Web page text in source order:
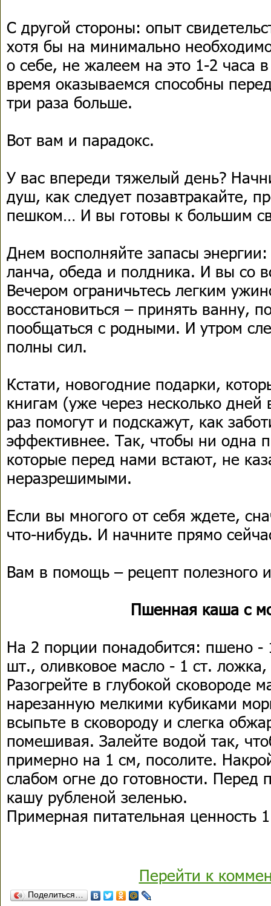
С другой стороны: опыт
хотя бы на минимально
о себе, не жалеем на это 1-2 часа
время оказываемся способны
три раза больше.
Вот вам и парадокс.
У вас впереди тяжелый день?
душ, как следует позавтракайте,
пешком… И вы готовы к большим
Днем восполняйте запасы
ланча, обеда и полдника. И вы со
Вечером ограничьтесь легким
восстановиться – принять ванну,
пообщаться с родными. И утром
полны сил.
Кстати, новогодние подарки,
книгам (уже через несколько дней
раз помогут и подскажут, как
эффективнее. Так, чтобы ни одна
которые перед нами встают, не
неразрешимыми.
Если вы многого от себя ждете,
что-нибудь. И начните прямо
Вам в помощь – рецепт полезного
Пшенная каша с
На 2 порции понадобится: пшено -
шт., оливковое масло - 1 ст. ложка,
Разогрейте в глубокой сковороде
нарезанную мелкими кубиками
всыпьте в сковороду и слегка
помешивая. Залейте водой так,
примерно на 1 см, посолите.
слабом огне до готовности.
кашу рубленой зеленью.
Примерная питательная ценность
Перейти к
Поделиться…